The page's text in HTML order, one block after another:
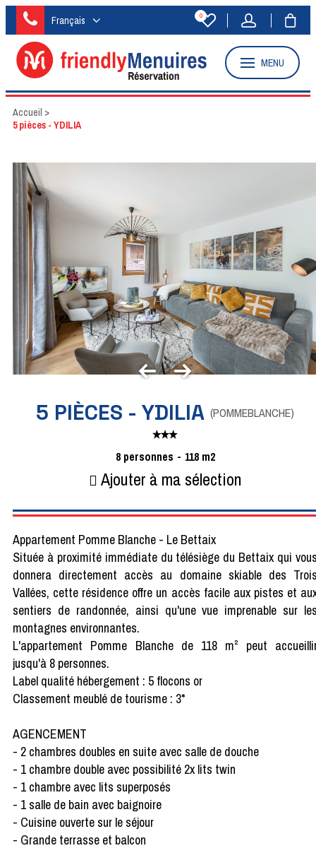
Français 0
MENU
Accueil >
5 pièces - YDILIA
5 PIÈCES - YDILIA (POMMEBLANCHE)
8 personnes 118 m2
Ajouter à ma sélection
Appartement Pomme Blanche - Le Bettaix
Située à proximité immédiate du télésiège du Bettaix qui
donnera directement accès au domaine skiable des
Vallées, cette résidence offre un accès facile aux pistes et
sentiers de randonnée, ainsi qu'une vue imprenable sur
montagnes environnantes.
L'appartement Pomme Blanche de 118 m² peut
jusqu'à 8 personnes.
Label qualité hébergement : 5 flocons or
Classement meublé de tourisme : 3*
AGENCEMENT
- 2 chambres doubles en suite avec salle de douche
- 1 chambre double avec possibilité 2x lits twin
- 1 chambre avec lits superposés
- 1 salle de bain avec baignoire
- Cuisine ouverte sur le séjour
- Grande terrasse et balcon